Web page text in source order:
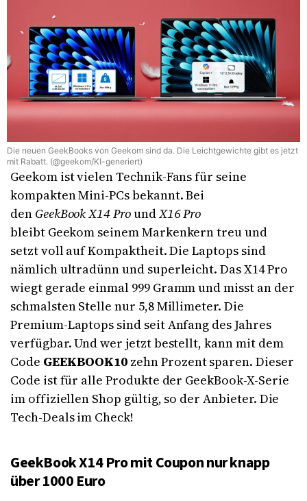
Die neuen GeekBooks von Geekom sind da. Die Leichtgewichte gibt es jetzt
mit Rabatt. (@geekom/KI-generiert)
Geekom ist vielen Technik-Fans für seine
kompakten Mini-PCs bekannt. Bei
den GeekBook X14 ProundX16 Pro
bleibt Geekom seinem Markenkern treu und
setzt voll auf Kompaktheit. Die Laptops sind
nämlich ultradünn und superleicht. Das X14 Pro
wiegt gerade einmal 999 Gramm und misst an der
schmalsten Stelle nur 5,8 Millimeter. Die
Premium-Laptops sind seit Anfang des Jahres
verfügbar. Und wer jetzt bestellt, kann mit dem
Code GEEKBOOK10 zehn Prozent sparen. Dieser
Code ist für alle Produkte der GeekBook-X-Serie
im offiziellen Shop gültig, so der Anbieter. Die
Tech-Deals im Check!
GeekBook X14 Pro mit Coupon nur knapp
über 1000 Euro